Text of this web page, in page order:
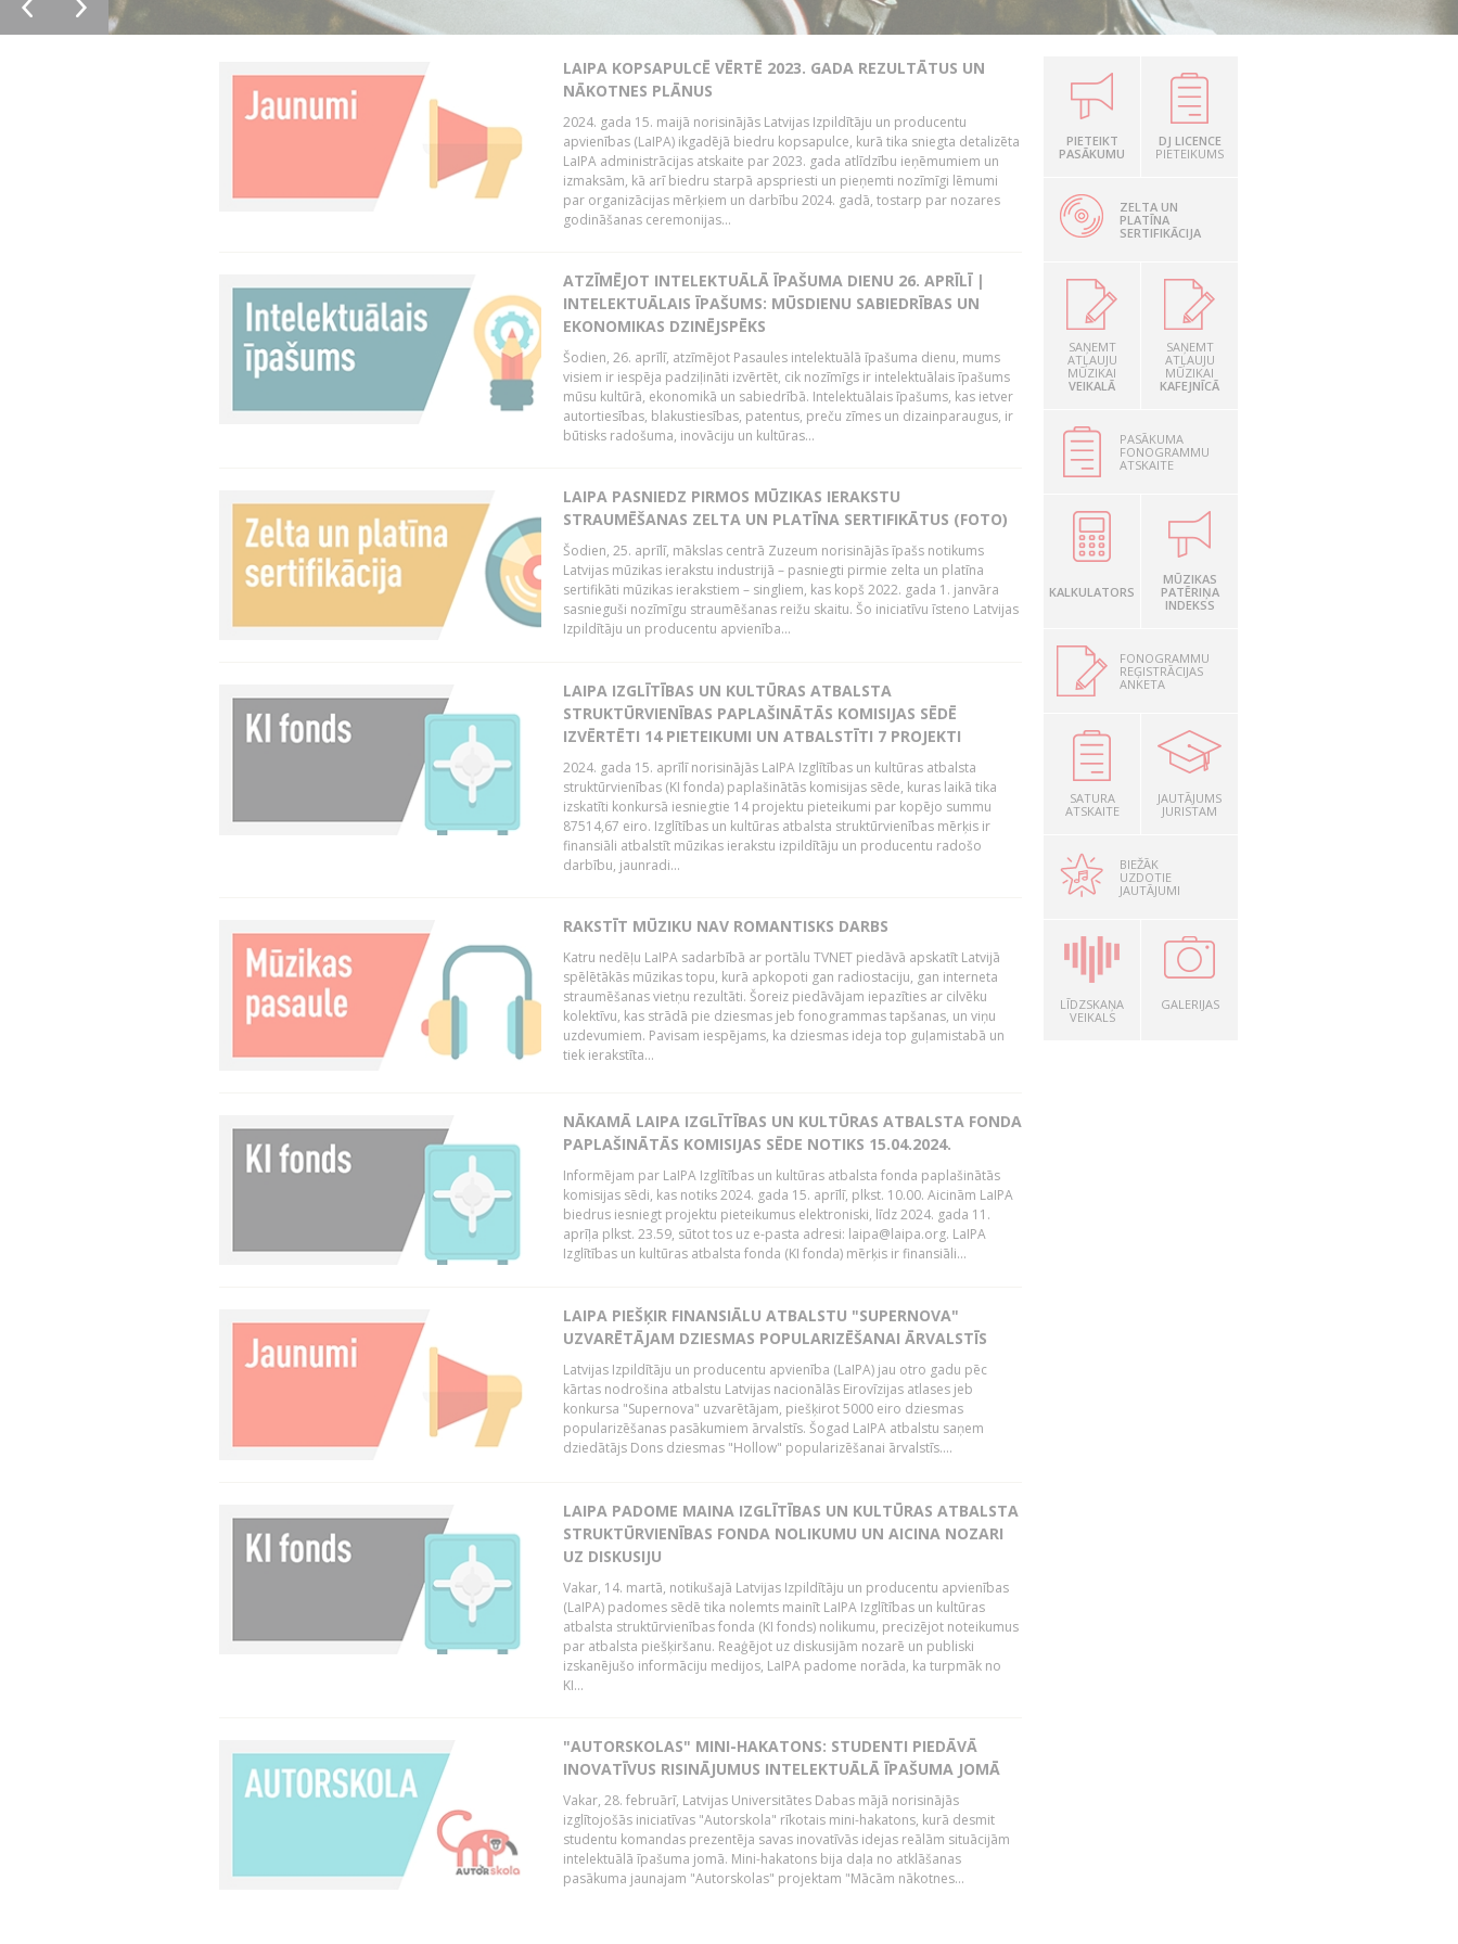
LAIPA KOPSAPULCĒ VĒRTĒ 2023. GADA REZULTĀTUS UN
NĀKOTNES PLĀNUS
2024. gada 15. maijā norisinājās Latvijas Izpildītāju un producentu
apvienības (LaIPA) ikgadējā biedru kopsapulce, kurā tika sniegta detalizēta
LaIPA administrācijas atskaite par 2023. gada atlīdzību ieņēmumiem un
izmaksām, kā arī biedru starpā apspriesti un pieņemti nozīmīgi lēmumi
par organizācijas mērķiem un darbību 2024. gadā, tostarp par nozares
godināšanas ceremonijas...
ATZĪMĒJOT INTELEKTUĀLĀ ĪPAŠUMA DIENU 26. APRĪLĪ |
INTELEKTUĀLAIS ĪPAŠUMS: MŪSDIENU SABIEDRĪBAS UN
EKONOMIKAS DZINĒJSPĒKS
Šodien, 26. aprīlī, atzīmējot Pasaules intelektuālā īpašuma dienu, mums
visiem ir iespēja padziļināti izvērtēt, cik nozīmīgs ir intelektuālais īpašums
mūsu kultūrā, ekonomikā un sabiedrībā. Intelektuālais īpašums, kas ietver
autortiesības, blakustiesības, patentus, preču zīmes un dizainparaugus, ir
būtisks radošuma, inovāciju un kultūras...
LAIPA PASNIEDZ PIRMOS MŪZIKAS IERAKSTU
STRAUMĒŠANAS ZELTA UN PLATĪNA SERTIFIKĀTUS (FOTO)
Šodien, 25. aprīlī, mākslas centrā Zuzeum norisinājās īpašs notikums
Latvijas mūzikas ierakstu industrijā – pasniegti pirmie zelta un platīna
sertifikāti mūzikas ierakstiem – singliem, kas kopš 2022. gada 1. janvāra
sasnieguši nozīmīgu straumēšanas reižu skaitu. Šo iniciatīvu īsteno Latvijas
Izpildītāju un producentu apvienība...
LAIPA IZGLĪTĪBAS UN KULTŪRAS ATBALSTA
STRUKTŪRVIENĪBAS PAPLAŠINĀTĀS KOMISIJAS SĒDĒ
IZVĒRTĒTI 14 PIETEIKUMI UN ATBALSTĪTI 7 PROJEKTI
2024. gada 15. aprīlī norisinājās LaIPA Izglītības un kultūras atbalsta
struktūrvienības (KI fonda) paplašinātās komisijas sēde, kuras laikā tika
izskatīti konkursā iesniegtie 14 projektu pieteikumi par kopējo summu
87514,67 eiro. Izglītības un kultūras atbalsta struktūrvienības mērķis ir
finansiāli atbalstīt mūzikas ierakstu izpildītāju un producentu radošo
darbību, jaunradi...
RAKSTĪT MŪZIKU NAV ROMANTISKS DARBS
Katru nedēļu LaIPA sadarbībā ar portālu TVNET piedāvā apskatīt Latvijā
spēlētākās mūzikas topu, kurā apkopoti gan radiostaciju, gan interneta
straumēšanas vietņu rezultāti. Šoreiz piedāvājam iepazīties ar cilvēku
kolektīvu, kas strādā pie dziesmas jeb fonogrammas tapšanas, un viņu
uzdevumiem. Pavisam iespējams, ka dziesmas ideja top guļamistabā un
tiek ierakstīta...
NĀKAMĀ LAIPA IZGLĪTĪBAS UN KULTŪRAS ATBALSTA FONDA
PAPLAŠINĀTĀS KOMISIJAS SĒDE NOTIKS 15.04.2024.
Informējam par LaIPA Izglītības un kultūras atbalsta fonda paplašinātās
komisijas sēdi, kas notiks 2024. gada 15. aprīlī, plkst. 10.00. Aicinām LaIPA
biedrus iesniegt projektu pieteikumus elektroniski, līdz 2024. gada 11.
aprīļa plkst. 23.59, sūtot tos uz e-pasta adresi: laipa@laipa.org. LaIPA
Izglītības un kultūras atbalsta fonda (KI fonda) mērķis ir finansiāli...
LAIPA PIEŠĶIR FINANSIĀLU ATBALSTU "SUPERNOVA"
UZVARĒTĀJAM DZIESMAS POPULARIZĒŠANAI ĀRVALSTĪS
Latvijas Izpildītāju un producentu apvienība (LaIPA) jau otro gadu pēc
kārtas nodrošina atbalstu Latvijas nacionālās Eirovīzijas atlases jeb
konkursa "Supernova" uzvarētājam, piešķirot 5000 eiro dziesmas
popularizēšanas pasākumiem ārvalstīs. Šogad LaIPA atbalstu saņem
dziedātājs Dons dziesmas "Hollow" popularizēšanai ārvalstīs....
LAIPA PADOME MAINA IZGLĪTĪBAS UN KULTŪRAS ATBALSTA
STRUKTŪRVIENĪBAS FONDA NOLIKUMU UN AICINA NOZARI
UZ DISKUSIJU
Vakar, 14. martā, notikušajā Latvijas Izpildītāju un producentu apvienības
(LaIPA) padomes sēdē tika nolemts mainīt LaIPA Izglītības un kultūras
atbalsta struktūrvienības fonda (KI fonds) nolikumu, precizējot noteikumus
par atbalsta piešķiršanu. Reaģējot uz diskusijām nozarē un publiski
izskanējušo informāciju medijos, LaIPA padome norāda, ka turpmāk no
KI...
"AUTORSKOLAS" MINI-HAKATONS: STUDENTI PIEDĀVĀ
INOVATĪVUS RISINĀJUMUS INTELEKTUĀLĀ ĪPAŠUMA JOMĀ
Vakar, 28. februārī, Latvijas Universitātes Dabas mājā norisinājās
izglītojošās iniciatīvas "Autorskola" rīkotais mini-hakatons, kurā desmit
studentu komandas prezentēja savas inovatīvās idejas reālām situācijām
intelektuālā īpašuma jomā. Mini-hakatons bija daļa no atklāšanas
pasākuma jaunajam "Autorskolas" projektam "Mācām nākotnes...
PIETEIKT
PASĀKUMU
DJ LICENCE
PIETEIKUMS
ZELTA UN
PLATĪNA
SERTIFIKĀCIJA
SAŅEMT
ATĻAUJU
MŪZIKAI
VEIKALĀ
SAŅEMT
ATĻAUJU
MŪZIKAI
KAFEJNĪCĀ
PASĀKUMA
FONOGRAMMU
ATSKAITE
KALKULATORS
MŪZIKAS
PATĒRIŅA
INDEKSS
FONOGRAMMU
REĢISTRĀCIJAS
ANKETA
SATURA
ATSKAITE
JAUTĀJUMS
JURISTAM
BIEŽĀK
UZDOTIE
JAUTĀJUMI
LĪDZSKAŅA
VEIKALS
GALERIJAS